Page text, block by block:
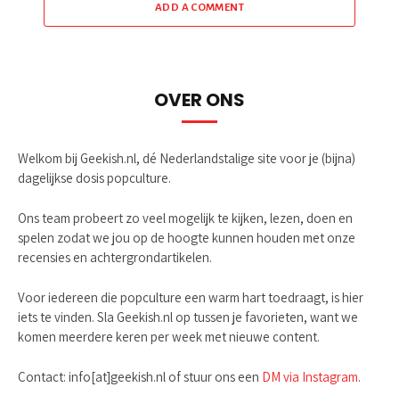
ADD A COMMENT
OVER ONS
Welkom bij Geekish.nl, dé Nederlandstalige site voor je (bijna)
dagelijkse dosis popculture.
Ons team probeert zo veel mogelijk te kijken, lezen, doen en
spelen zodat we jou op de hoogte kunnen houden met onze
recensies en achtergrondartikelen.
Voor iedereen die popculture een warm hart toedraagt, is hier
iets te vinden. Sla Geekish.nl op tussen je favorieten, want we
komen meerdere keren per week met nieuwe content.
Contact: info[at]geekish.nl of stuur ons een DM via Instagram.